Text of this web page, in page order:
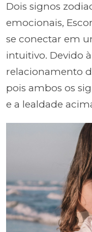
Dois signos
emocionais,
se conectar em
intuitivo. Devido
relacionamento
pois ambos os
e a lealdade